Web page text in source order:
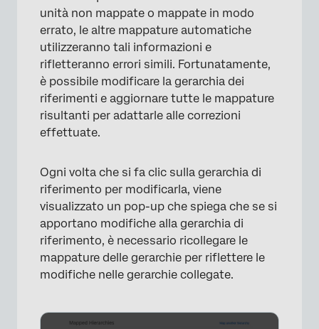
unità non mappate o mappate in modo
errato, le altre mappature automatiche
utilizzeranno tali informazioni e
rifletteranno errori simili. Fortunatamente,
è possibile modificare la gerarchia dei
riferimenti e aggiornare tutte le mappature
risultanti per adattarle alle correzioni
effettuate.
Ogni volta che si fa clic sulla gerarchia di
riferimento per modificarla, viene
visualizzato un pop-up che spiega che se si
apportano modifiche alla gerarchia di
riferimento, è necessario ricollegare le
mappature delle gerarchie per riflettere le
modifiche nelle gerarchie collegate.